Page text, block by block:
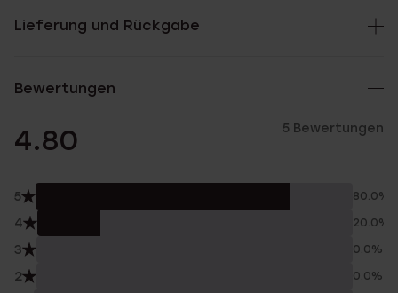
Lieferung und Rückgabe
Bewertungen
4.80 5 Bewertungen
5 80.0%
4 20.0%
3 0.0%
2 0.0%